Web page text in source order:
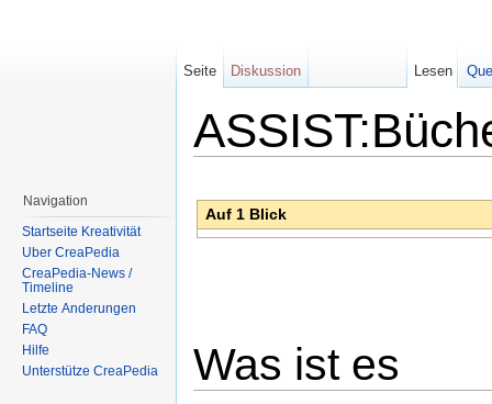
Auf 1 Blick
Was ist es
Seite Diskussion Lesen
Navigation
Startseite Kreativität
Über CreaPedia
CreaPedia-News /
Timeline
Letzte Änderungen
FAQ
Hilfe
Unterstütze CreaPedia